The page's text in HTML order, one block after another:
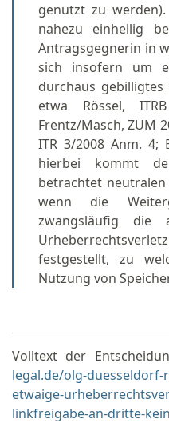
genutzt zu
nahezu einhellig
Antragsgegnerin in
sich insofern um
durchaus gebilligtes
etwa Rössel,
Frentz/Masch, ZUM
ITR 3/2008 Anm. 4;
hierbei kommt
betrachtet
wenn die
zwangsläufig die
festgestellt, zu
Nutzung von
Volltext der
legal.de/olg-
etwaige-
linkfreigabe-an-dritte-